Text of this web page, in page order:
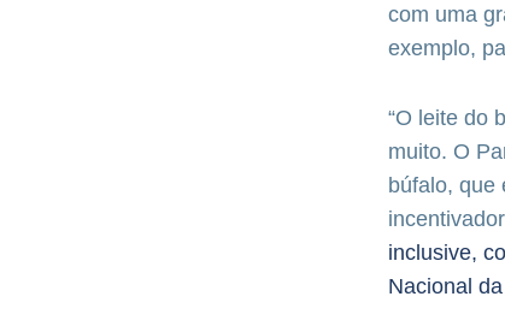
com uma
exemplo,
“O leite do
muito. O
búfalo, que
inclusive,
Nacional